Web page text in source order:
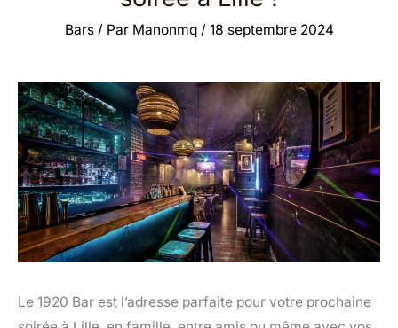
Bars/ Par Manonmq / 18 septembre 2024
Le 1920 Bar est l’adresse parfaite pour votre prochaine